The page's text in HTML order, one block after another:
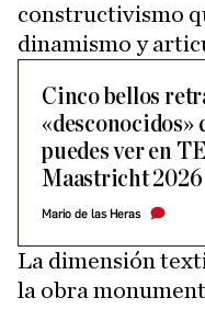
constructivismo
dinamismo y
Cinco bellos
«desconocidos»
puedes ver en
Maastricht 2026
Mario de las Heras
La dimensión
la obra